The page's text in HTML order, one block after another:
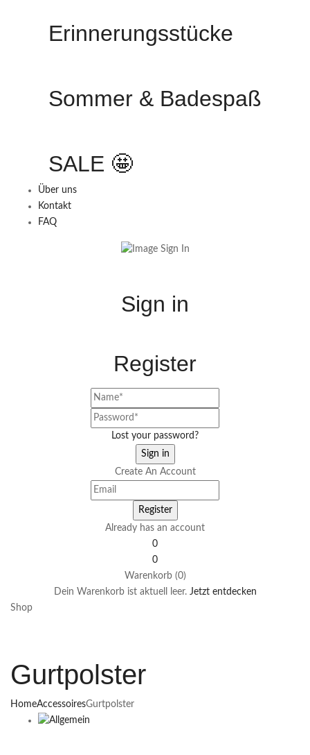
Erinnerungsstücke
Sommer & Badespaß
SALE 🤩
Über uns
Kontakt
FAQ
Sign in
Register
Lost your password?
Create An Account
Already has an account
0
0
Warenkorb (0)
Dein Warenkorb ist aktuell leer. Jetzt entdecken
Shop
Gurtpolster
HomeAccessoiresGurtpolster